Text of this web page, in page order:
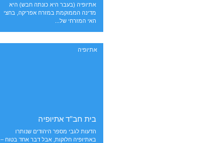
אתיופיה (בעבר היא כונתה חבש) היא
מדינה הממוקמת במזרח אפריקה, בחצי
האי המזרחי של...
אתיופיה
בית חב"ד אתיופיה
הדעות לגבי מספר היהודים שנותרו
באתיופיה חלוקות, אבל דבר אחד בטוח –